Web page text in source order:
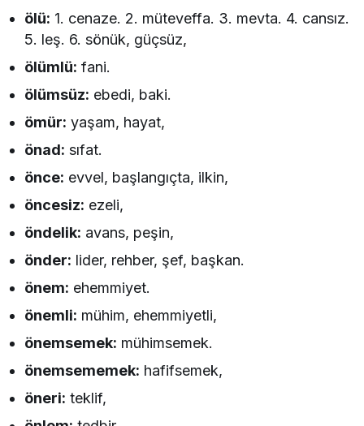
ölü: 1. cenaze. 2. müteveffa. 3. mevta. 4. cansız.
5. leş. 6. sönük, güçsüz,
ölümlü: fani.
ölümsüz: ebedi, baki.
ömür: yaşam, hayat,
önad: sıfat.
önce: evvel, başlangıçta, ilkin,
öncesiz: ezeli,
öndelik: avans, peşin,
önder: lider, rehber, şef, başkan.
önem: ehemmiyet.
önemli: mühim, ehemmiyetli,
önemsemek: mühimsemek.
önemsememek: hafifsemek,
öneri: teklif,